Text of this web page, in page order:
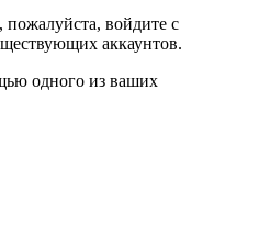
войдите с
аккаунтов.
одного из ваших